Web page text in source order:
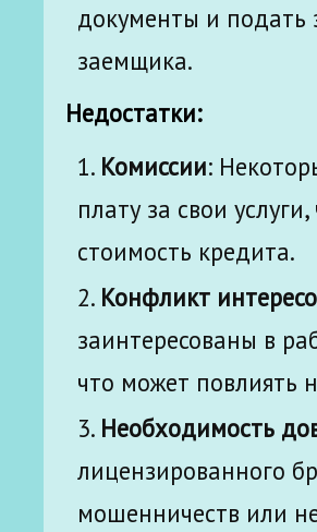
документы и подать
заемщика.
Недостатки:
Комиссии:
плату за свои
стоимость кредита.
Конфликт
заинтересованы в
что может повлиять
Необходимость
лицензированного
мошенничеств или